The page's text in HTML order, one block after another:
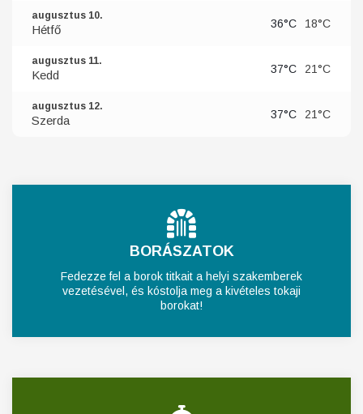
augusztus 10.
Hétfő 36°C 18°C
augusztus 11.
Kedd 37°C 21°C
augusztus 12.
Szerda 37°C 21°C
BORÁSZATOK
Fedezze fel a borok titkait a helyi szakemberek
vezetésével, és kóstolja meg a kivételes tokaji
borokat!